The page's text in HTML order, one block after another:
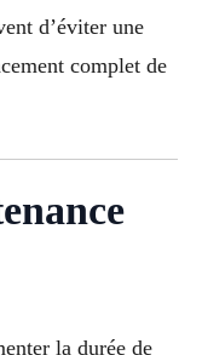
d’éviter une
complet de
la durée de